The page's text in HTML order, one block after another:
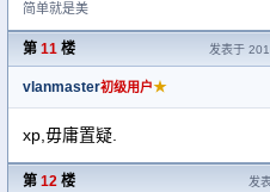
简单就是美
第 11 楼 发表于
vlanmaster初级用户★
xp,毋庸置疑.
第 12 楼 发